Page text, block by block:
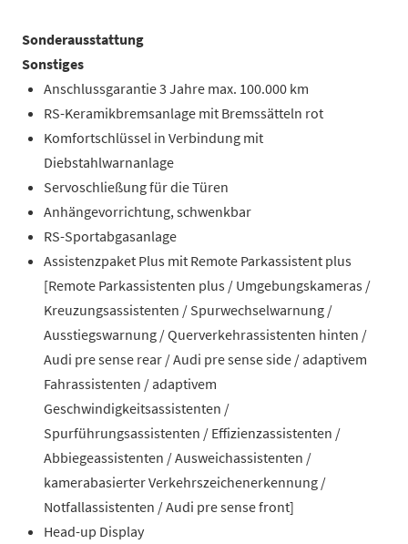
Sonderausstattung
Sonstiges
Anschlussgarantie 3 Jahre max. 100.000 km
RS-Keramikbremsanlage mit Bremssätteln rot
Komfortschlüssel in Verbindung mit
Diebstahlwarnanlage
Servoschließung für die Türen
Anhängevorrichtung, schwenkbar
RS-Sportabgasanlage
Assistenzpaket Plus mit Remote Parkassistent plus
[Remote Parkassistenten plus / Umgebungskameras /
Kreuzungsassistenten / Spurwechselwarnung /
Ausstiegswarnung / Querverkehrassistenten hinten /
Audi pre sense rear / Audi pre sense side / adaptivem
Fahrassistenten / adaptivem
Geschwindigkeitsassistenten /
Spurführungsassistenten / Effizienzassistenten /
Abbiegeassistenten / Ausweichassistenten /
kamerabasierter Verkehrszeichenerkennung /
Notfallassistenten / Audi pre sense front]
Head-up Display